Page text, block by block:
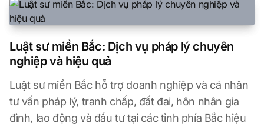
Luật sư miền Bắc: Dịch vụ pháp lý chuyên
nghiệp và hiệu quả
Luật sư miền Bắc hỗ trợ doanh nghiệp và cá nhân
tư vấn pháp lý, tranh chấp, đất đai, hôn nhân gia
đình, lao động và đầu tư tại các tỉnh phía Bắc hiệu